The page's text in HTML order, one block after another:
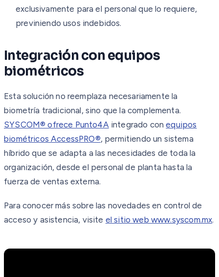
exclusivamente para el personal que lo requiere,
previniendo usos indebidos.
Integración con equipos
biométricos
Esta solución no reemplaza necesariamente la
biometría tradicional, sino que la complementa.
SYSCOM® ofrece Punto4A integrado conequipos
biométricos AccessPRO®, permitiendo un sistema
híbrido que se adapta a las necesidades de toda la
organización, desde el personal de planta hasta la
fuerza de ventas externa.
Para conocer más sobre las novedades en control de
acceso y asistencia, visite el sitio web www.syscom.mx.